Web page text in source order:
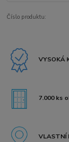
Číslo produktu:
VYSOKÁ
7.000 ks
VLASTNÍ